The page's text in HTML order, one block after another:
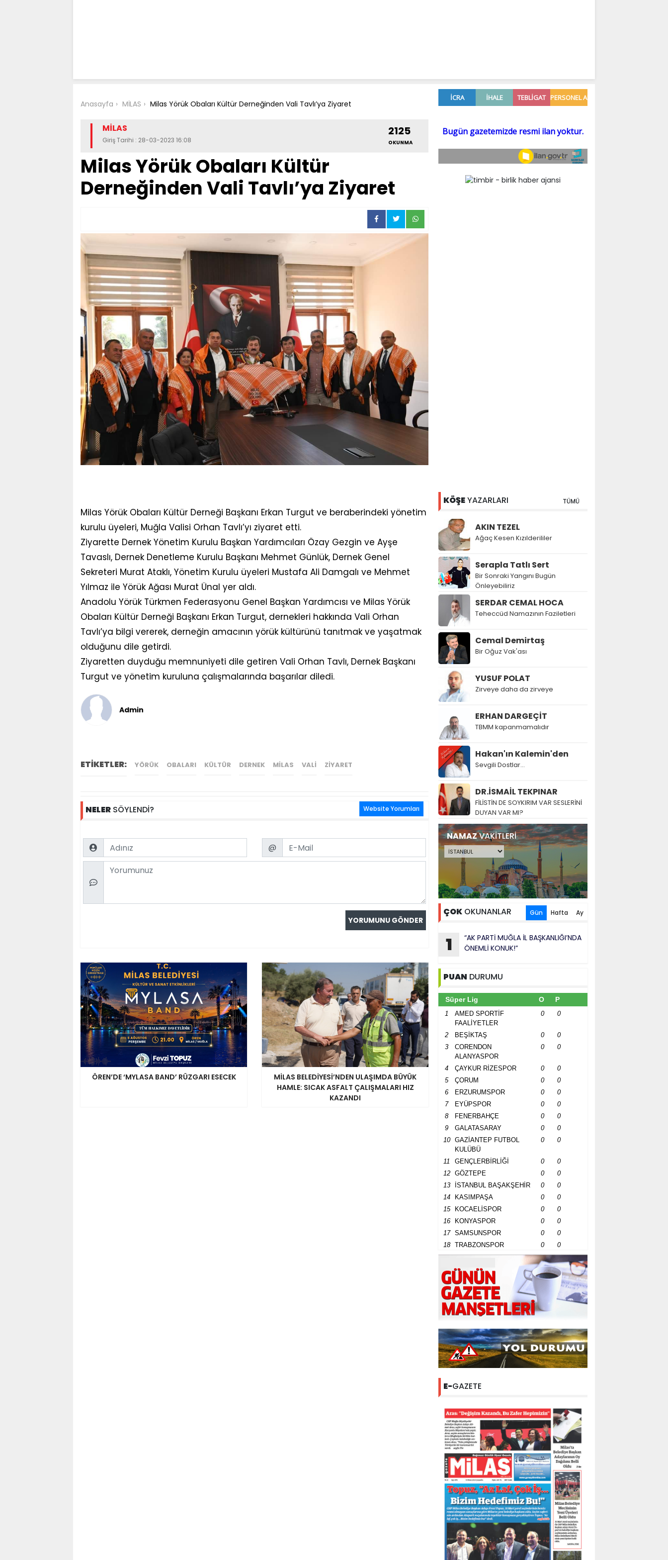
Anasayfa MİLAS Milas Yörük Obaları Kültür Derneğinden Vali Tavlı’ya Ziyaret
MİLAS
Giriş Tarihi : 28-03-2023 16:08
2125
OKUNMA
Milas Yörük Obaları Kültür
Derneğinden Vali Tavlı’ya Ziyaret
Milas Yörük Obaları Kültür Derneği Başkanı Erkan Turgut ve beraberindeki yönetim
kurulu üyeleri, Muğla Valisi Orhan Tavlı’yı ziyaret etti.
Ziyarette Dernek Yönetim Kurulu Başkan Yardımcıları Özay Gezgin ve Ayşe
Tavaslı, Dernek Denetleme Kurulu Başkanı Mehmet Günlük, Dernek Genel
Sekreteri Murat Ataklı, Yönetim Kurulu üyeleri Mustafa Ali Damgalı ve Mehmet
Yılmaz ile Yörük Ağası Murat Ünal yer aldı.
Anadolu Yörük Türkmen Federasyonu Genel Başkan Yardımcısı ve Milas Yörük
Obaları Kültür Derneği Başkanı Erkan Turgut, dernekleri hakkında Vali Orhan
Tavlı’ya bilgi vererek, derneğin amacının yörük kültürünü tanıtmak ve yaşatmak
olduğunu dile getirdi.
Ziyaretten duyduğu memnuniyeti dile getiren Vali Orhan Tavlı, Dernek Başkanı
Turgut ve yönetim kuruluna çalışmalarında başarılar diledi.
Admin
ETİKETLER: YÖRÜK OBALARI KÜLTÜR DERNEK MILAS VALI ZIYARET
NELER SÖYLENDİ? Website Yorumları
Name Email
@
Comment
ÖREN’DE ‘MYLASA BAND’ RÜZGARI ESECEK
MİLAS BELEDİYESİ’NDEN ULAŞIMDA BÜYÜK
HAMLE: SICAK ASFALT ÇALIŞMALARI HIZ
KAZANDI
KÖŞEYAZARLARI TÜMÜ
AKIN TEZEL
Ağaç Kesen Kızılderililer
Serapla Tatlı Sert
Bir Sonraki Yangını Bugün
Önleyebiliriz
SERDAR CEMAL HOCA
Teheccüd Namazının Faziletleri
Cemal Demirtaş
Bir Oğuz Vak'ası
YUSUF POLAT
Zirveye daha da zirveye
ERHAN DARGEÇİT
TBMM kapanmamalıdır
Hakan'ın Kalemin'den
Sevgili Dostlar...
DR.İSMAİL TEKPINAR
FİLİSTİN DE SOYKIRIM VAR SESLERİNİ
DUYAN VAR MI?
NAMAZVAKİTLERİ
ÇOK OKUNANLAR Gün Hafta Ay
1
“AK PARTİ MUĞLA İL BAŞKANLIĞI’NDA
ÖNEMLİ KONUK!”
PUAN DURUMU
Süper Lig O P
1
AMED SPORTİF
FAALİYETLER
0 0
2 BEŞİKTAŞ 0
0
3
CORENDON
ALANYASPOR
0 0
4 ÇAYKUR RİZESPOR 0
0
5
ÇORUM 0
0
6
ERZURUMSPOR 0
0
7
EYÜPSPOR 0
0
8
FENERBAHÇE 0
0
9
GALATASARAY 0
0
10
GAZİANTEP FUTBOL
KULÜBÜ
0 0
11 GENÇLERBİRLİĞİ 0
0
12
GÖZTEPE 0
0
13
İSTANBUL BAŞAKŞEHİR 0
0
14
KASIMPAŞA 0
0
15
KOCAELİSPOR 0
0
16
KONYASPOR 0
0
17
SAMSUNSPOR 0
0
18
TRABZONSPOR 0 0
E-GAZETE